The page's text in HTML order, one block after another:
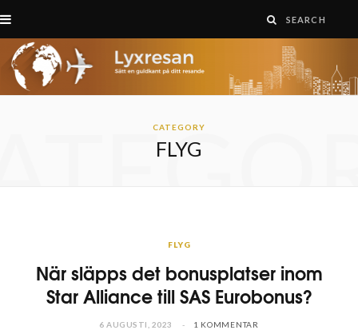
CATEGORY
FLYG
FLYG
När släpps det bonusplatser inom
Star Alliance till SAS Eurobonus?
6 AUGUSTI, 2023 1 KOMMENTAR